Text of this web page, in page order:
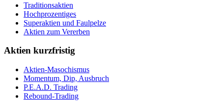
Traditionsaktien
Hochprozentiges
Superaktien und Faulpelze
Aktien zum Vererben
Aktien kurzfristig
Aktien-Masochismus
Momentum, Dip, Ausbruch
P.E.A.D. Trading
Rebound-Trading